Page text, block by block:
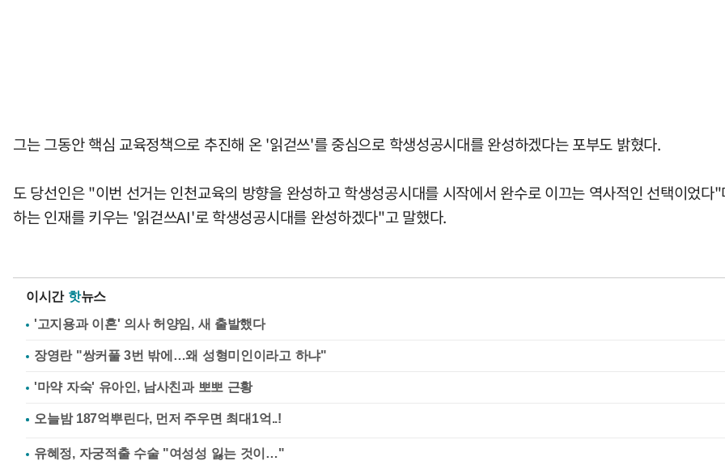
그는 그동안 핵심 교육정책으로 추진해 온 '읽걷쓰'를 중심으로 학생성공시대를 완성하겠다는 포부도 밝혔다.
도 당선인은 "이번 선거는 인천교육의 방향을 완성하고 학생성공시대를 시작에서 완수로 이끄는 역사적인 선택이었
하는 인재를 키우는 '읽걷쓰AI'로 학생성공시대를 완성하겠다"고 말했다.
이시간 핫뉴스
'고지용과 이혼' 의사 허양임, 새 출발했다
장영란 "쌍커풀 3번 밖에…왜 성형미인이라고 하냐"
'마약 자숙' 유아인, 남사친과 뽀뽀 근황
유혜정, 자궁적출 수술 "여성성 잃는 것이…"